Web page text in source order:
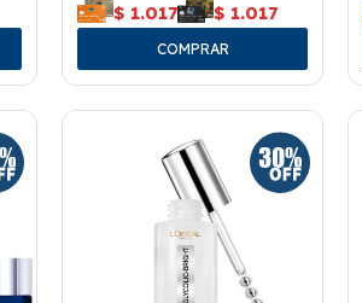
$ 1.017 $ 1.017